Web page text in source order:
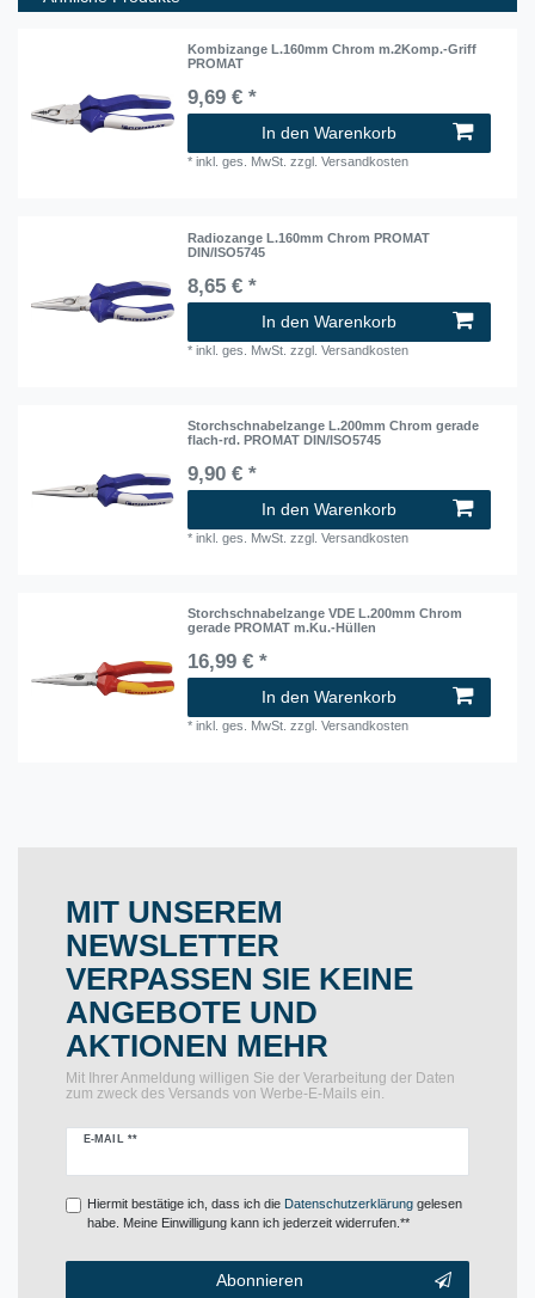
Kombizange L.160mm Chrom m.2Komp.-Griff
PROMAT
9,69 € *
In den Warenkorb
*inkl. ges. MwSt. zzgl.Versandkosten
Radiozange L.160mm Chrom PROMAT
DIN/ISO5745
8,65 € *
In den Warenkorb
*inkl. ges. MwSt. zzgl.Versandkosten
Storchschnabelzange L.200mm Chrom gerade
flach-rd. PROMAT DIN/ISO5745
9,90 € *
In den Warenkorb
*inkl. ges. MwSt. zzgl.Versandkosten
Storchschnabelzange VDE L.200mm Chrom
gerade PROMAT m.Ku.-Hüllen
16,99 € *
In den Warenkorb
*inkl. ges. MwSt. zzgl.Versandkosten
MIT UNSEREM
NEWSLETTER
VERPASSEN SIE KEINE
ANGEBOTE UND
AKTIONEN MEHR
Mit Ihrer Anmeldung willigen Sie der Verarbeitung der Daten
zum zweck des Versands von Werbe-E-Mails ein.
E-MAIL **
Newsletter
Hiermit bestätige ich, dass ich die Daten­schutz­erklärunggelesen
habe. Meine Einwilligung kann ich jederzeit widerrufen.**
Abonnieren